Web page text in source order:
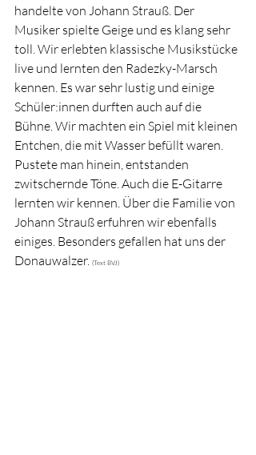
handelte von Johann Strauß. Der
Musiker spielte Geige und es klang sehr
toll. Wir erlebten klassische Musikstücke
live und lernten den Radezky-Marsch
kennen. Es war sehr lustig und einige
Schüler:innen durften auch auf die
Bühne. Wir machten ein Spiel mit kleinen
Entchen, die mit Wasser befüllt waren.
Pustete man hinein, entstanden
zwitschernde Töne. Auch die E-Gitarre
lernten wir kennen. Über die Familie von
Johann Strauß erfuhren wir ebenfalls
einiges. Besonders gefallen hat uns der
Donauwalzer. (Text BVJ)